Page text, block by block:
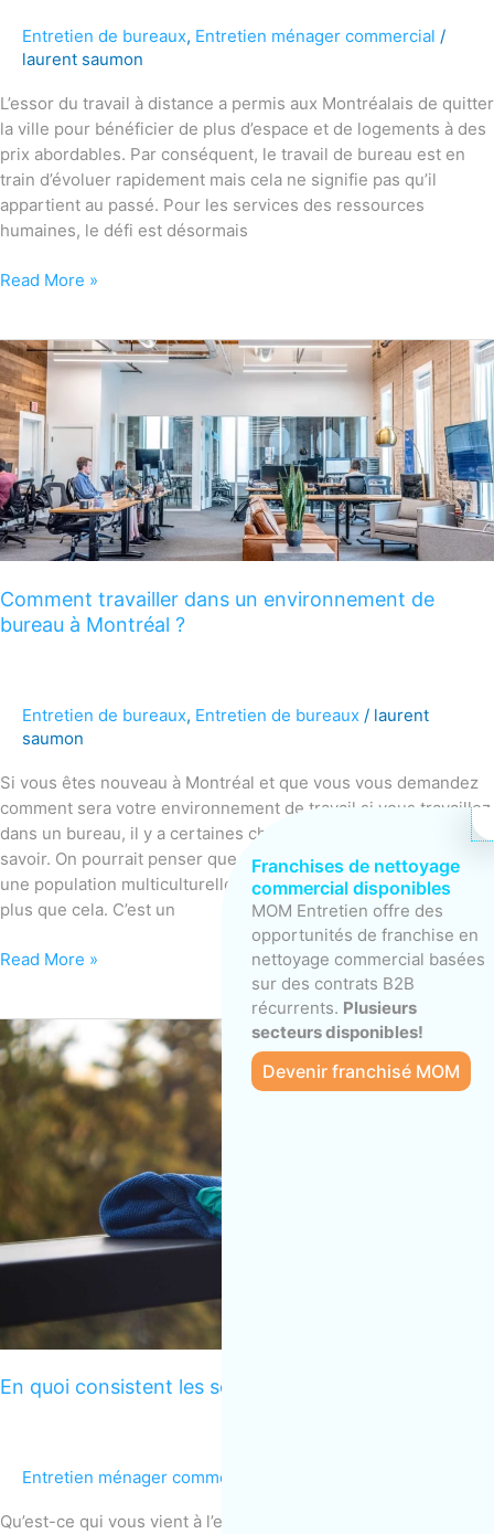
Entretien de bureaux, Entretien ménager commercial /
laurent saumon
L’essor du travail à distance a permis aux Montréalais de quitter
la ville pour bénéficier de plus d’espace et de logements à des
prix abordables. Par conséquent, le travail de bureau est en
train d’évoluer rapidement mais cela ne signifie pas qu’il
appartient au passé. Pour les services des ressources
humaines, le défi est désormais
Read More »
Comment travailler dans un environnement de
bureau à Montréal ?
Entretien de bureaux, Entretien de bureaux / laurent
saumon
Si vous êtes nouveau à Montréal et que vous vous demandez
comment sera votre environnement de travail si vous travaillez
dans un bureau, il y a certaines choses que vous devriez
savoir. On pourrait penser que Montréal est une belle ville avec
une population multiculturelle florissante, mais elle est bien
plus que cela. C’est un
Comment
travailler
dans
un
environnement
de
bureau
à
Montréal
Read More »
En quoi consistent les services d’entretien ménager ?
Entretien ménager commercial
Qu’est-ce qui vous vient à l’esprit lorsque vous pensez à un
En
quoi
consistent
les
services
d’entretien
ménager
Franchises de nettoyage
commercial disponibles
MOM Entretien offre des
opportunités de franchise en
nettoyage commercial basées
sur des contrats B2B
récurrents. Plusieurs
secteurs disponibles!
Devenir franchisé MOM